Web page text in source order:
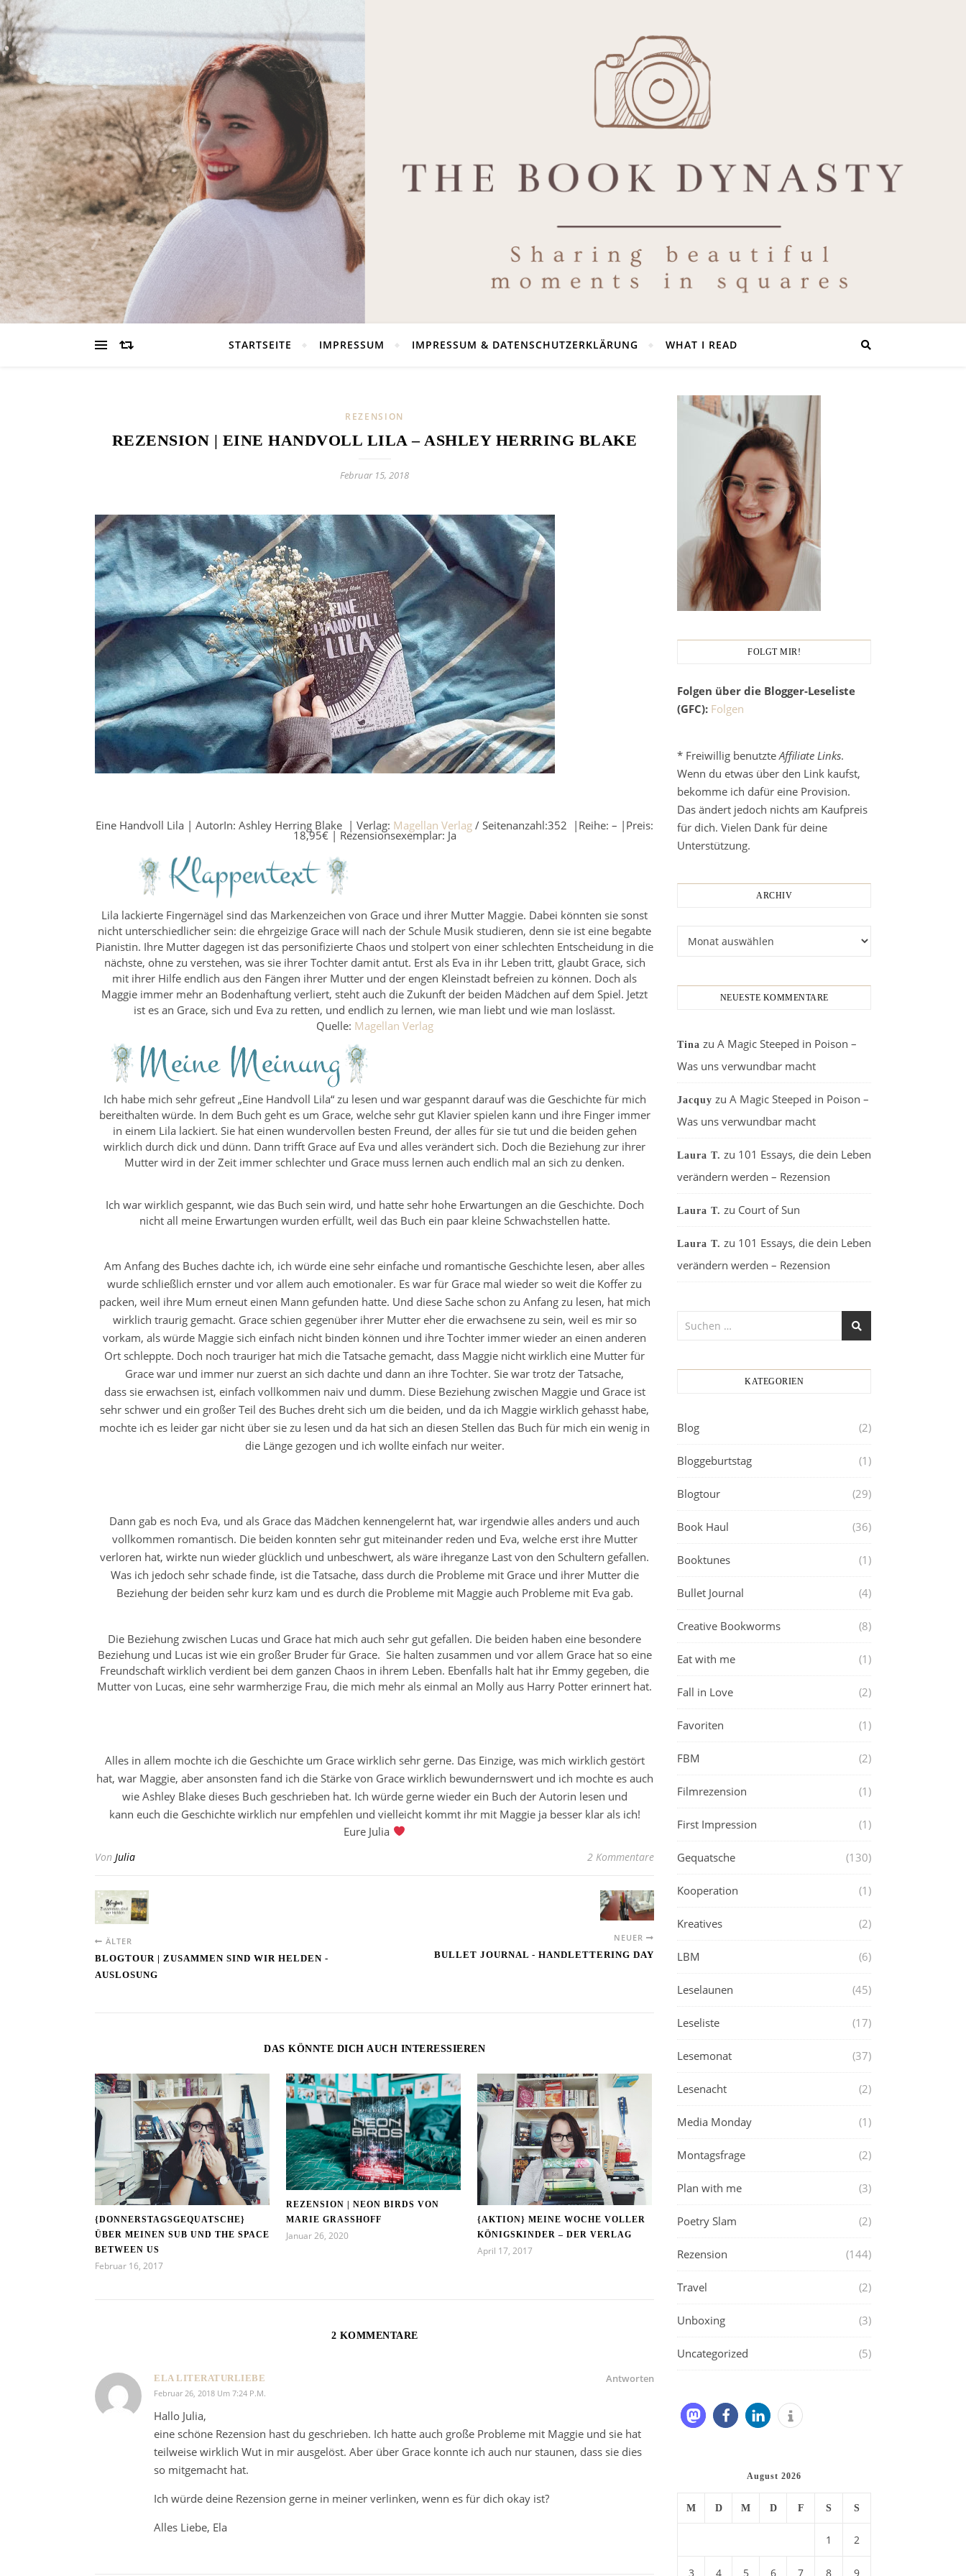
STARTSEITE IMPRESSUM IMPRESSUM & DATENSCHUTZERKLÄRUNG WHAT I READ
REZENSION
REZENSION | EINE HANDVOLL LILA – ASHLEY HERRING BLAKE
Februar 15, 2018
Eine Handvoll Lila | AutorIn: Ashley Herring Blake | Verlag: Magellan Verlag / Seitenanzahl:352 |Reihe: – |Preis:
18,95€ | Rezensionsexemplar: Ja
Lila lackierte Fingernägel sind das Markenzeichen von Grace und ihrer Mutter Maggie. Dabei könnten sie sonst
nicht unterschiedlicher sein: die ehrgeizige Grace will nach der Schule Musik studieren, denn sie ist eine begabte
Pianistin. Ihre Mutter dagegen ist das personifizierte Chaos und stolpert von einer schlechten Entscheidung in die
nächste, ohne zu verstehen, was sie ihrer Tochter damit antut. Erst als Eva in ihr Leben tritt, glaubt Grace, sich
mit ihrer Hilfe endlich aus den Fängen ihrer Mutter und der engen Kleinstadt befreien zu können. Doch als
Maggie immer mehr an Bodenhaftung verliert, steht auch die Zukunft der beiden Mädchen auf dem Spiel. Jetzt
ist es an Grace, sich und Eva zu retten, und endlich zu lernen, wie man liebt und wie man loslässt.
Quelle: Magellan Verlag
Ich habe mich sehr gefreut „Eine Handvoll Lila“ zu lesen und war gespannt darauf was die Geschichte für mich
bereithalten würde. In dem Buch geht es um Grace, welche sehr gut Klavier spielen kann und ihre Finger immer
in einem Lila lackiert. Sie hat einen wundervollen besten Freund, der alles für sie tut und die beiden gehen
wirklich durch dick und dünn. Dann trifft Grace auf Eva und alles verändert sich. Doch die Beziehung zur ihrer
Mutter wird in der Zeit immer schlechter und Grace muss lernen auch endlich mal an sich zu denken.
Ich war wirklich gespannt, wie das Buch sein wird, und hatte sehr hohe Erwartungen an die Geschichte. Doch
nicht all meine Erwartungen wurden erfüllt, weil das Buch ein paar kleine Schwachstellen hatte.
Am Anfang des Buches dachte ich, ich würde eine sehr einfache und romantische Geschichte lesen, aber alles
wurde schließlich ernster und vor allem auch emotionaler. Es war für Grace mal wieder so weit die Koffer zu
packen, weil ihre Mum erneut einen Mann gefunden hatte. Und diese Sache schon zu Anfang zu lesen, hat mich
wirklich traurig gemacht. Grace schien gegenüber ihrer Mutter eher die erwachsene zu sein, weil es mir so
vorkam, als würde Maggie sich einfach nicht binden können und ihre Tochter immer wieder an einen anderen
Ort schleppte. Doch noch trauriger hat mich die Tatsache gemacht, dass Maggie nicht wirklich eine Mutter für
Grace war und immer nur zuerst an sich dachte und dann an ihre Tochter. Sie war trotz der Tatsache,
dass sie erwachsen ist, einfach vollkommen naiv und dumm. Diese Beziehung zwischen Maggie und Grace ist
sehr schwer und ein großer Teil des Buches dreht sich um die beiden, und da ich Maggie wirklich gehasst habe,
mochte ich es leider gar nicht über sie zu lesen und da hat sich an diesen Stellen das Buch für mich ein wenig in
die Länge gezogen und ich wollte einfach nur weiter.
Dann gab es noch Eva, und als Grace das Mädchen kennengelernt hat, war irgendwie alles anders und auch
vollkommen romantisch. Die beiden konnten sehr gut miteinander reden und Eva, welche erst ihre Mutter
verloren hat, wirkte nun wieder glücklich und unbeschwert, als wäre ihreganze Last von den Schultern gefallen.
Was ich jedoch sehr schade finde, ist die Tatsache, dass durch die Probleme mit Grace und ihrer Mutter die
Beziehung der beiden sehr kurz kam und es durch die Probleme mit Maggie auch Probleme mit Eva gab.
Die Beziehung zwischen Lucas und Grace hat mich auch sehr gut gefallen. Die beiden haben eine besondere
Beziehung und Lucas ist wie ein großer Bruder für Grace. Sie halten zusammen und vor allem Grace hat so eine
Freundschaft wirklich verdient bei dem ganzen Chaos in ihrem Leben. Ebenfalls halt hat ihr Emmy gegeben, die
Mutter von Lucas, eine sehr warmherzige Frau, die mich mehr als einmal an Molly aus Harry Potter erinnert hat.
Alles in allem mochte ich die Geschichte um Grace wirklich sehr gerne. Das Einzige, was mich wirklich gestört
hat, war Maggie, aber ansonsten fand ich die Stärke von Grace wirklich bewundernswert und ich mochte es auch
wie Ashley Blake dieses Buch geschrieben hat. Ich würde gerne wieder ein Buch der Autorin lesen und
kann euch die Geschichte wirklich nur empfehlen und vielleicht kommt ihr mit Maggie ja besser klar als ich!
Eure Julia
Von Julia 2 Kommentare
ÄLTER
BLOGTOUR | ZUSAMMEN SIND WIR HELDEN -
AUSLOSUNG
NEUER
BULLET JOURNAL - HANDLETTERING DAY
DAS KÖNNTE DICH AUCH INTERESSIEREN
{DONNERSTAGSGEQUATSCHE}
ÜBER MEINEN SUB UND THE SPACE
BETWEEN US
Februar 16, 2017
REZENSION | NEON BIRDS VON
MARIE GRASSHOFF
Januar 26, 2020
{AKTION} MEINE WOCHE VOLLER
KÖNIGSKINDER – DER VERLAG
April 17, 2017
2 KOMMENTARE
ELA LITERATURLIEBE
Februar 26, 2018 Um 7:24 P.m.
Antworten
Hallo Julia,
eine schöne Rezension hast du geschrieben. Ich hatte auch große Probleme mit Maggie und sie hat
teilweise wirklich Wut in mir ausgelöst. Aber über Grace konnte ich auch nur staunen, dass sie dies
so mitgemacht hat.
Ich würde deine Rezension gerne in meiner verlinken, wenn es für dich okay ist?
Alles Liebe, Ela
FOLGT MIR!
Folgen über die Blogger-Leseliste
(GFC): Folgen
* Freiwillig benutzteAffiliate Links.
Wenn du etwas über den Link kaufst,
bekomme ich dafür eine Provision.
Das ändert jedoch nichts am Kaufpreis
für dich. Vielen Dank für deine
Unterstützung.
ARCHIV
NEUESTE KOMMENTARE
Tina zu A Magic Steeped in Poison –
Was uns verwundbar macht
Jacquy zu A Magic Steeped in Poison –
Was uns verwundbar macht
Laura T. zu 101 Essays, die dein Leben
verändern werden – Rezension
Laura T. zu Court of Sun
Laura T. zu 101 Essays, die dein Leben
verändern werden – Rezension
KATEGORIEN
Blog (2)
Bloggeburtstag (1)
Blogtour (29)
Book Haul (36)
Booktunes (1)
Bullet Journal (4)
Creative Bookworms (8)
Eat with me (1)
Fall in Love (2)
Favoriten (1)
FBM (2)
Filmrezension (1)
First Impression (1)
Gequatsche (130)
Kooperation (1)
Kreatives (2)
LBM (6)
Leselaunen (45)
Leseliste (17)
Lesemonat (37)
Lesenacht (2)
Media Monday (1)
Montagsfrage (2)
Plan with me (3)
Poetry Slam (2)
Rezension (144)
Travel (2)
Unboxing (3)
Uncategorized (5)
August 2026
M D M D F S S
1 2
3 4 5 6 7 8 9